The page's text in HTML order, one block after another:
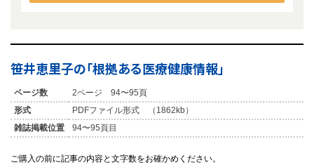
笹井恵里子の「根拠ある医療健康情報」
ページ数
2ページ 94〜95頁
形式
PDFファイル形式 （1862kb）
雑誌掲載位置
94〜95頁目
ご購入の前に記事の内容と文字数をお確かめください。